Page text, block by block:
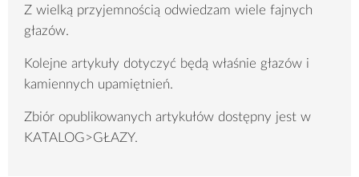
Z wielką przyjemnością odwiedzam wiele fajnych
głazów.
Kolejne artykuły dotyczyć będą właśnie głazów i
kamiennych upamiętnień.
Zbiór opublikowanych artykułów dostępny jest w
KATALOG>GŁAZY.